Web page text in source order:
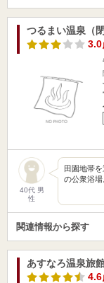
つるまい温泉（
3.0
40代 男
性
田園地帯
の公衆浴
関連情報から探す
あすなろ温泉旅
4.6